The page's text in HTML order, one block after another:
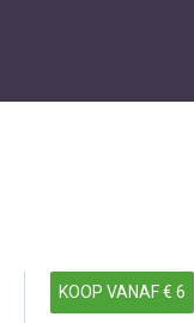
KOOP VANAF € 6